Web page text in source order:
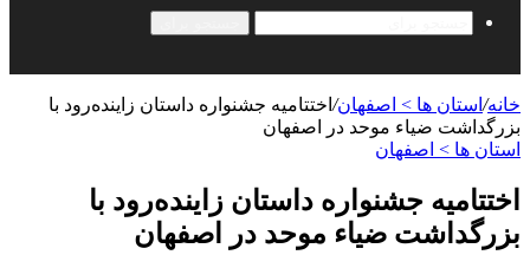
خانه/ استان ها > اصفهان/ اختتامیه جشنواره داستان زاینده‌رود با
بزرگداشت ضیاء موحد در اصفهان
استان ها > اصفهان
اختتامیه جشنواره داستان زاینده‌رود با
بزرگداشت ضیاء موحد در اصفهان